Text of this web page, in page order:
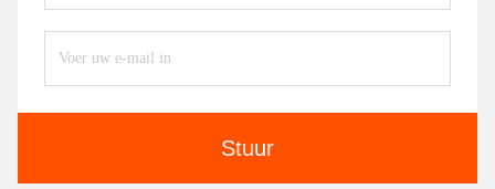
Stuur